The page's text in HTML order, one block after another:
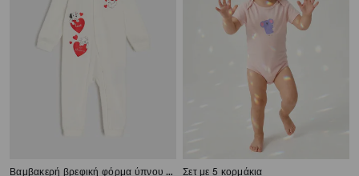
Βαμβακερή βρεφική φόρμα ύπνου 101 Dalmatians Σετ με 5 κορμάκια